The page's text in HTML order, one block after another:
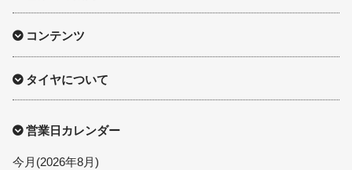
コンテンツ
タイヤについて
営業日カレンダー
今月(2026年8月)